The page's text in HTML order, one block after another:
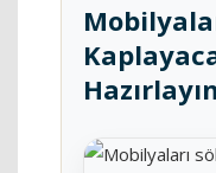
Hazırlayın